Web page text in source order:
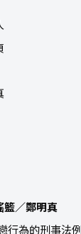
／鄭明真
行為的刑事法例